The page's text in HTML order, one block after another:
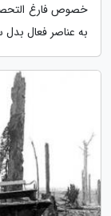
خصوص فارغ
به عناصر فعال بدل